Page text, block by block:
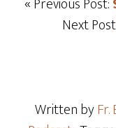
Next
Written by